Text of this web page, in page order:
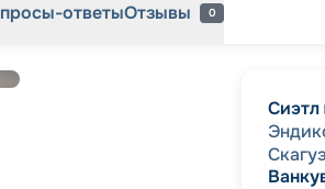
ответыОтзывы 0
Сиэтл